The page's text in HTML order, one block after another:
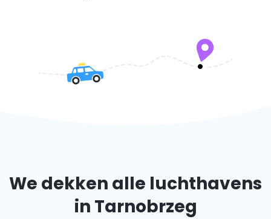
We dekken alle luchthavens
in Tarnobrzeg